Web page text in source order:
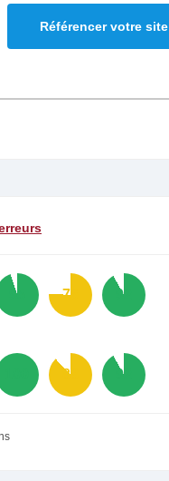
Référencer votre site
95 76 92
88 92